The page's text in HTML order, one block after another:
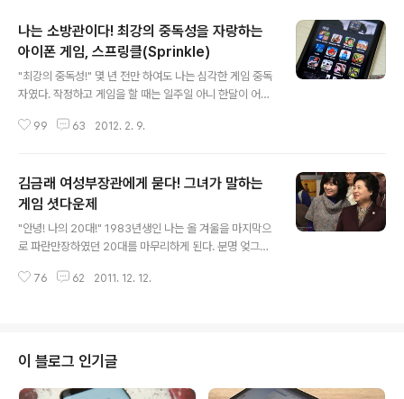
나는 소방관이다! 최강의 중독성을 자랑하는
아이폰 게임, 스프링클(Sprinkle)
"최강의 중독성!" 몇 년 전만 하여도 나는 심각한 게임 중독
자였다. 작정하고 게임을 할 때는 일주일 아니 한달이 어떻
경영시뮬레이션인 FM시리즈와 범죄물인 GTA시리즈는
가도록 하겠다. 이처럼 게임 중독에 빠지면 삶의 목표는 오
로지 어떻게 하면 게임을 좀 더 할 수 있을까? 뿐이다. 정상
적인 생활은 포기하여야만 한다. 다행히 지금은 게임을 거
의 아니 아예 하지 않고 있다. 물론 새빨간 거짓말이다. "게
여 게임을 즐기고 있다. 그나마 다행인 점은 대중교통을 이
99 63 2012. 2. 9.
김금래 여성부장관에게 묻다! 그녀가 말하는
게임 셧다운제
"안녕! 나의 20대!" 1983년생인 나는 올 겨울을 마지막으
로 파란만장하였던 20대를 마무리하게 된다. 분명 엊그제
관에서 과거의 추억을 되살릴 수 있는 멋진 전시회가 열린
여행이 주된 테마이다. 전시관에 들어서면 마치 타임머신
을 타고 40년 전으로 거슬러 올라온 것만 같은 착각이 들
정도로 부모님 세대의 생활상이 고스란히 재현되어 있었
76 62 2011. 12. 12.
이 블로그 인기글